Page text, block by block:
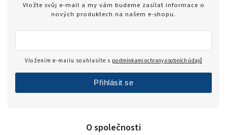
O společnosti
Vložte svůj e-mail a my vám budeme zasílat informace o
nových produktech na našem e-shopu.
Vložením e-mailu souhlasíte s podmínkami ochrany osobních údajů
Přihlásit se